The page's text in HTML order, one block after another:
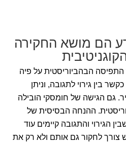
הם מושא החקירה
התפיסה הבהביוריסטית על פיה
בין גירוי לתגובה, וניתן
גם הגישה של חומסקי הובילה
ההנחה הבסיסית של
הגירוי והתגובה קיימים עוד
צורך לחקור גם אותם ולא רק את